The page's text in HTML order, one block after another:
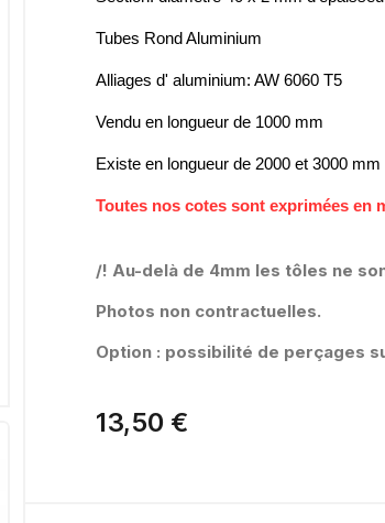
Tubes Rond Aluminium
Alliages d' aluminium: AW 6060 T5
Vendu en longueur de 1000 mm
Existe en longueur de 2000 et 3000 mm
Toutes nos cotes sont exprimées en
/! Au-delà de 4mm les tôles ne
Photos non contractuelles.
Option : possibilité de perçages
13,50 €